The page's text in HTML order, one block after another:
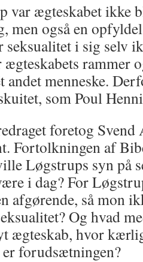
var ægteskabet ikke
men også en
i sig selv
rammer
menneske.
som Poul
foretog Svend
Fortolkningen af
Løgstrups syn på
i dag? For
afgørende, så mon
Og hvad
ægteskab, hvor
er forudsætningen?